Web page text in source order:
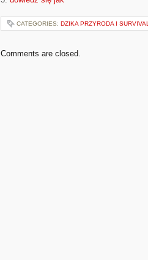
CATEGORIES: DZIKA PRZYRODA I SURVIVAL
Comments are closed.